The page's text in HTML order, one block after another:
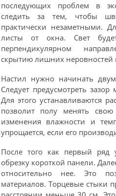
последующих проблем в
следить за тем, чтобы
практически незаметными.
листы от окна. Свет
перпендикулярном
скрытию лишних неровностей
Настил нужно начинать
Следует предусмотреть
Для этого устанавливаются
позволит полу менять
изменения влажности и
упрощается, если его
После того как первый ряд
обрезку короткой панели.
относительно нее. Это
материалов. Торцевые стыки